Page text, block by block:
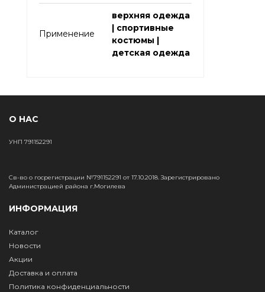
Применение
верхняя одежда
| спортивные
костюмы |
детская одежда
О НАС
УНП 791152291
Св-во о госрегистрации №791152291 от 17.10.2018. Зарегистрировано
Администрацией района г.Могилева
ИНФОРМАЦИЯ
Каталог
Новости
Акции
Доставка и оплата
Политика конфиденциальности